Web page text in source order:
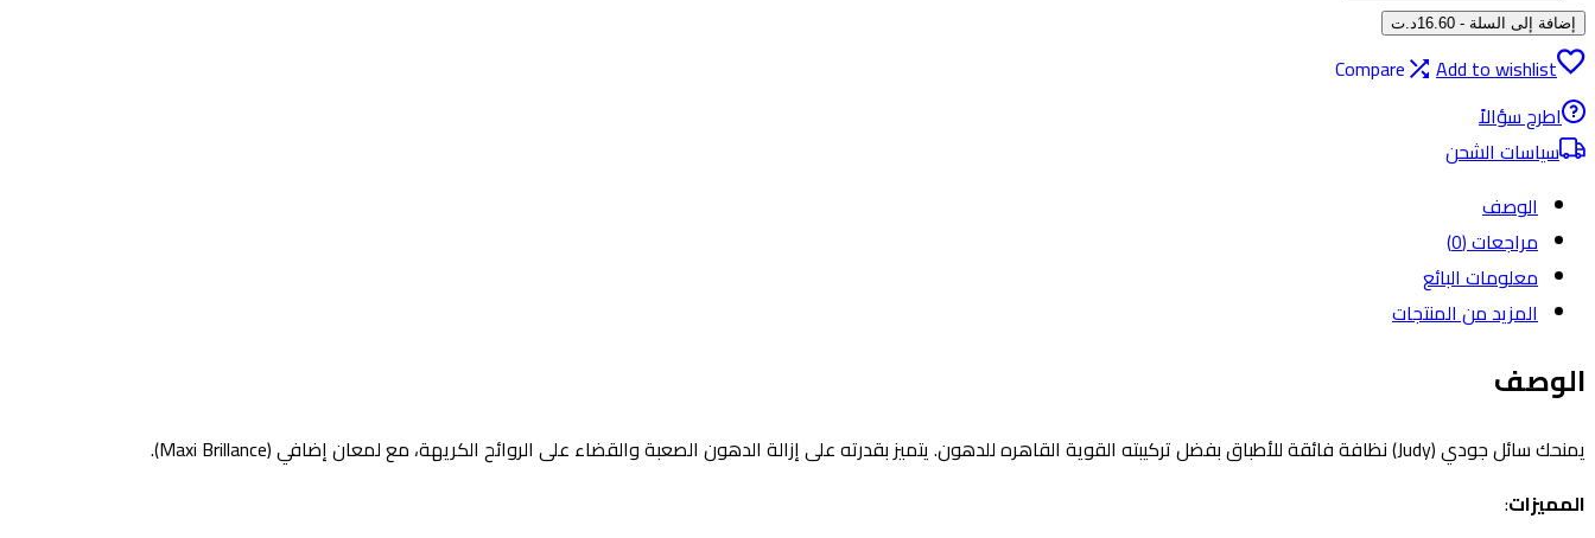
Judy
Ultra
-
ليمون
(+25%
مجاناً)
إضافة إلى السلة -
16.60د.ت
Add to wishlist
Compare
اطرح سؤالاً
سياسات الشحن
الوصف
مراجعات (0)
معلومات البائع
المزيد من المنتجات
الوصف
يمنحك سائل جودي (Judy) نظافة فائقة للأطباق بفضل تركيبته القوية القاهره للدهون. يتميز بقدرته على إزالة الدهون الصعبة والقضاء على الروائح الكريهة، مع لمعان إضافي (Maxi Brillance).
المميزات: